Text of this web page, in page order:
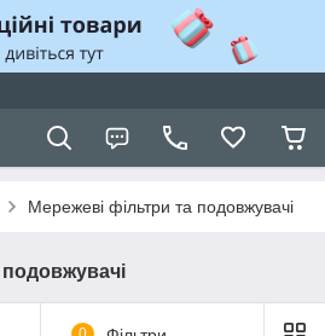
Мережеві фільтри та подовжувачі